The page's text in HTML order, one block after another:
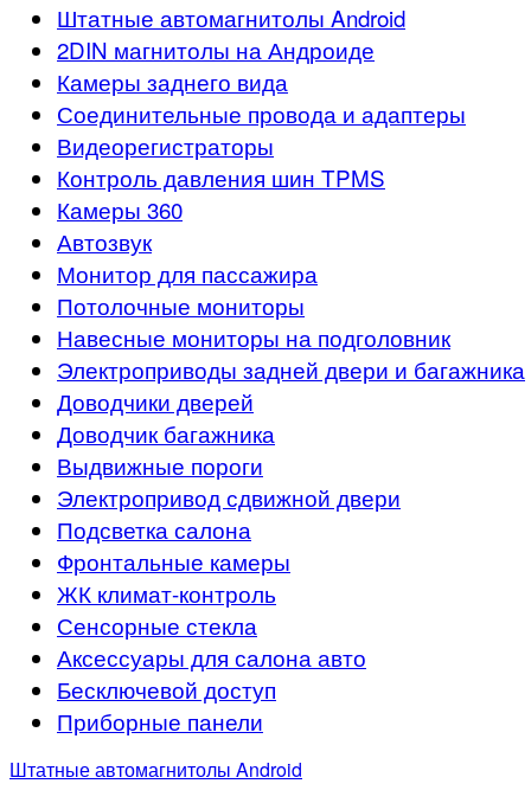
Штатные автомагнитолы Android
2DIN магнитолы на Андроиде
Камеры заднего вида
Соединительные провода и адаптеры
Видеорегистраторы
Контроль давления шин TPMS
Камеры 360
Автозвук
Монитор для пассажира
Потолочные мониторы
Навесные мониторы на подголовник
Электроприводы задней двери и багажника
Доводчики дверей
Доводчик багажника
Выдвижные пороги
Электропривод сдвижной двери
Подсветка салона
Фронтальные камеры
ЖК климат-контроль
Сенсорные стекла
Аксессуары для салона авто
Бесключевой доступ
Приборные панели
Штатные автомагнитолы Android